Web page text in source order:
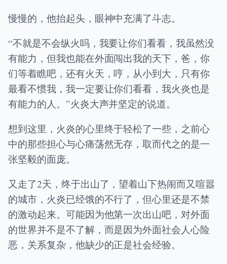
慢慢的，他抬起头，眼神中充满了斗志。
“不就是不会纵火吗，我要让你们看看，我虽然没
有能力，但我也能在外面闯出我的天下，爸，你
们等着瞧吧，还有火天，哼，从小到大，只有你
最看不惯我，我一定要让你们看看，我火炎也是
有能力的人。”火炎大声并坚定的说道。
想到这里，火炎的心里终于轻松了一些，之前心
中的那些担心与心痛荡然无存，取而代之的是一
张坚毅的面庞。
又走了2天，终于出山了，望着山下热闹而又喧嚣
的城市，火炎已经饿的不行了，但心里还是不禁
的激动起来。可能因为他第一次出山吧，对外面
的世界并不是不了解，而是因为外面社会人心险
恶，关系复杂，他缺少的正是社会经验。